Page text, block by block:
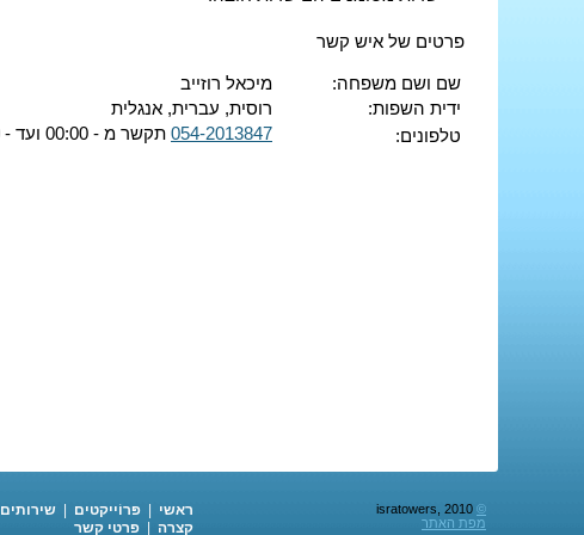
פרטים של איש קשר
שם ושם משפחה:
מיכאל רוזייב
ידית השפות:
רוסית, עברית, אנגלית
טלפונים:
054-2013847 תקשר מ - 00:00 ועד - 00:00
©
מפת האתר
ראשי פּרוֹייקטים שירותים
קצרה
פרטי קשר